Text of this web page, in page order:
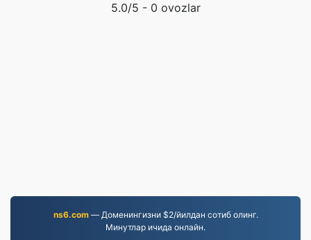
5.0/5 - 0 ovozlar
ns6.com— Доменингизни $2/йилдан сотиб олинг.
Минутлар ичида онлайн.